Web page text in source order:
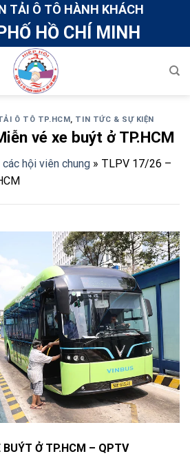
TẢI Ô TÔ HÀNH KHÁCH
HỒ CHÍ MINH
Ô TÔ TP.HCM, TIN TỨC & SỰ KIỆN
vé xe buýt ở TP.HCM
các hội viên chung » TLPV 17/26 –
BUÝT Ở TP.HCM – QPTV